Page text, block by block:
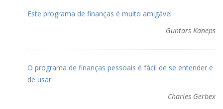
Este programa de finanças é muito amigável
Guntars Kaneps
O programa de finanças pessoais é fácil de se entender e
de usar
Charles Gerbex